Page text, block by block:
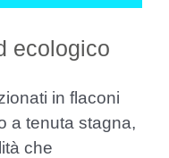
ecologico
in flaconi
a tenuta stagna,
che